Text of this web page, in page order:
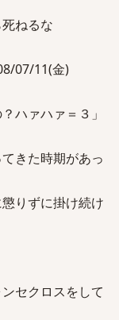
ねるな
07/11(金)
ハァハァ＝３」
きた時期があっ
りずに掛け続け
セクロスをして